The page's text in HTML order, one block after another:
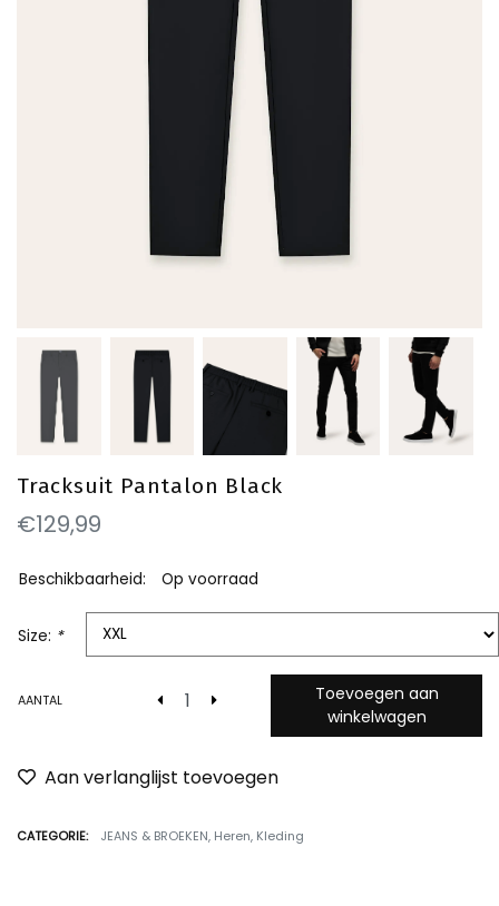
Tracksuit Pantalon Black
€129,99
Beschikbaarheid: Op voorraad
Size: *
AANTAL
Toevoegen aan
winkelwagen
Aan verlanglijst toevoegen
CATEGORIE: JEANS & BROEKEN, Heren, Kleding